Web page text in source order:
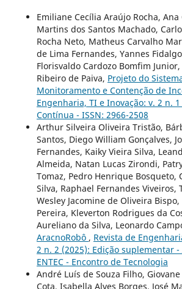
Emiliane Cecília Araújo Rocha,
Martins dos Santos Machado,
Rocha Neto, Matheus Carvalho
de Lima Fernandes, Yannes
Florisvaldo Cardozo Bomfim
Ribeiro de Paiva, Projeto do
Monitoramento e Contenção de
Engenharia, TI e Inovação: v. 2 n.
Contínua - ISSN: 2966-2508
Arthur Silveira Oliveira Tristão,
Santos, Diego William Gonçalves,
Fernandes, Kaiky Vieira Silva,
Almeida, Natan Lucas Zirondi,
Tomaz, Pedro Henrique Bosqueto,
Silva, Raphael Fernandes Viveiros,
Wesley Jacomine de Oliveira
Pereira, Kleverton Rodrigues da
Aureliano da Silva, Leonardo
AracnoRobô , Revista de
2 n. 2 (2025): Edição suplementar -
ENTEC - Encontro de Tecnologia
André Luís de Souza Filho,
Cota, Isabella Alves Borges, José